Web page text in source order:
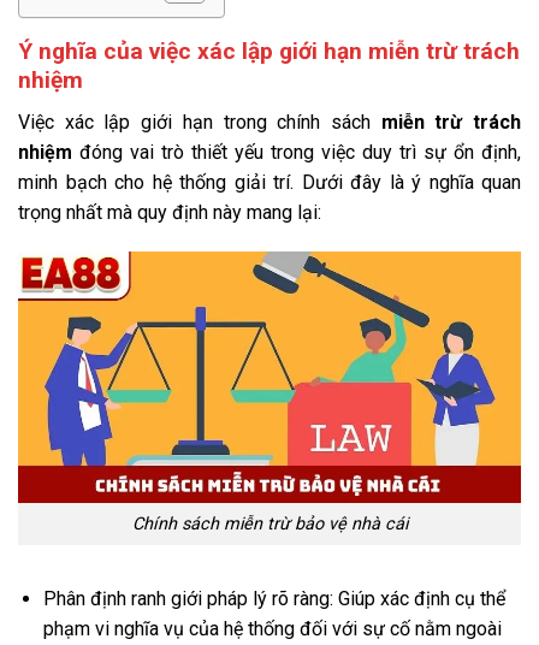
Ý nghĩa của việc xác lập giới hạn miễn trừ trách
nhiệm
Việc xác lập giới hạn trong chính sách miễn trừ trách
nhiệm đóng vai trò thiết yếu trong việc duy trì sự ổn định,
minh bạch cho hệ thống giải trí. Dưới đây là ý nghĩa quan
trọng nhất mà quy định này mang lại:
Chính sách miễn trừ bảo vệ nhà cái
Phân định ranh giới pháp lý rõ ràng: Giúp xác định cụ thể
phạm vi nghĩa vụ của hệ thống đối với sự cố nằm ngoài